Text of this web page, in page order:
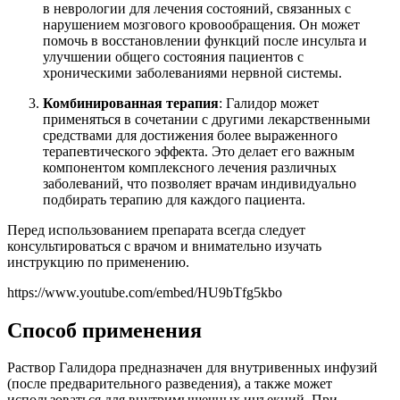
в неврологии для лечения состояний, связанных с
нарушением мозгового кровообращения. Он может
помочь в восстановлении функций после инсульта и
улучшении общего состояния пациентов с
хроническими заболеваниями нервной системы.
Комбинированная терапия: Галидор может
применяться в сочетании с другими лекарственными
средствами для достижения более выраженного
терапевтического эффекта. Это делает его важным
компонентом комплексного лечения различных
заболеваний, что позволяет врачам индивидуально
подбирать терапию для каждого пациента.
Перед использованием препарата всегда следует
консультироваться с врачом и внимательно изучать
инструкцию по применению.
https://www.youtube.com/embed/HU9bTfg5kbo
Способ применения
Раствор Галидора предназначен для внутривенных инфузий
(после предварительного разведения), а также может